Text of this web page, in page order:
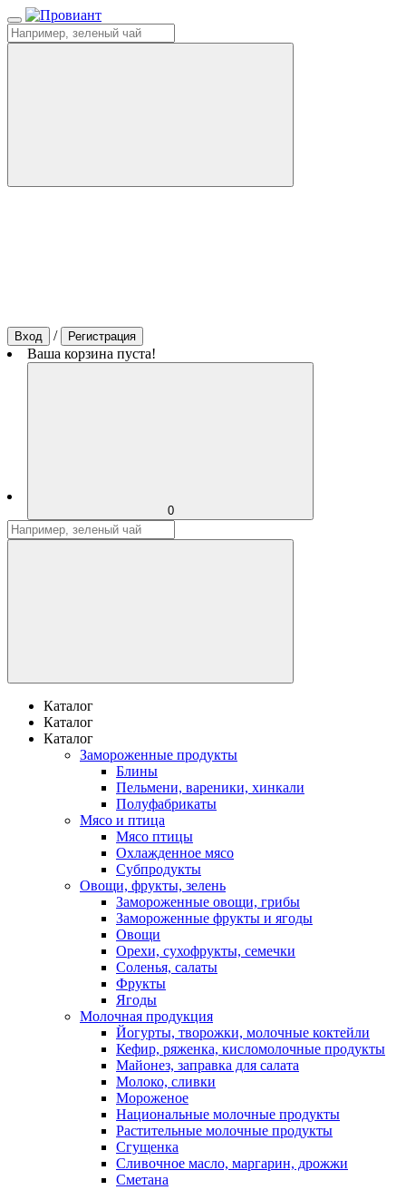
Вход / Регистрация
Ваша корзина пуста!
0
Каталог
Каталог
Каталог
Замороженные продукты
Блины
Пельмени, вареники, хинкали
Полуфабрикаты
Мясо и птица
Мясо птицы
Охлажденное мясо
Субпродукты
Овощи, фрукты, зелень
Замороженные овощи, грибы
Замороженные фрукты и ягоды
Овощи
Орехи, сухофрукты, семечки
Соленья, салаты
Фрукты
Ягоды
Молочная продукция
Йогурты, творожки, молочные коктейли
Кефир, ряженка, кисломолочные продукты
Майонез, заправка для салата
Молоко, сливки
Мороженое
Национальные молочные продукты
Растительные молочные продукты
Сгущенка
Сливочное масло, маргарин, дрожжи
Сметана